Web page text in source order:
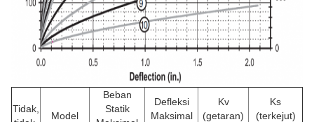
Tidak,
Model
Beban
Statik
Defleksi
Maksimal
Kv
(getaran)
Ks
(terkejut)